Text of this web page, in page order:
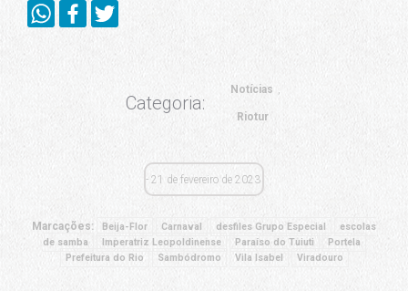
Categoria:
Notícias
Riotur
21 de fevereiro de 2023
Marcações: Beija-Flor Carnaval desfiles Grupo Especial
escolas
de samba
Imperatriz Leopoldinense Paraíso do Tuiuti
Portela
Prefeitura do Rio
Sambódromo Vila Isabel Viradouro